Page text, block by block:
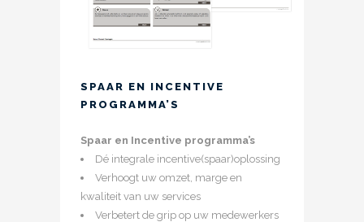
SPAAR EN INCENTIVE
PROGRAMMA’S
Spaar en Incentive programma’s
Dé integrale incentive(spaar)oplossing
Verhoogt uw omzet, marge en
kwaliteit van uw services
Verbetert de grip op uw medewerkers